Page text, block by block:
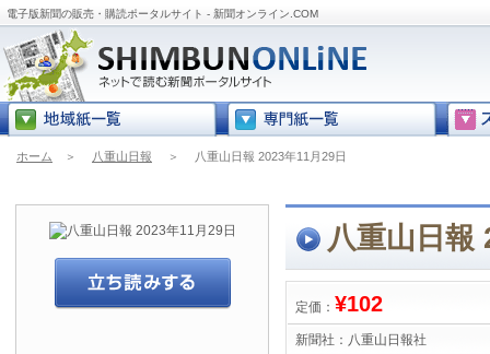
電子版新聞の販売・購読ポータルサイト - 新聞オンライン.COM
ホーム ＞ 八重山日報 ＞ 八重山日報 2023年11月29日
八重山日報
定価： ¥102
新聞社： 八重山日報社